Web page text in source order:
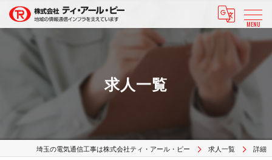
MENU
求人一覧
埼玉の電気通信工事は株式会社ティ・アール・ピー 求人一覧 詳細